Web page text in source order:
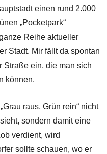
einen rund 2.000
„Pocketpark“
Reihe aktueller
Stadt. Mir fällt da spontan
Straße ein, die man sich
können.
raus, Grün rein“ nicht
sondern damit eine
verdient, wird
sollte schauen, wo er